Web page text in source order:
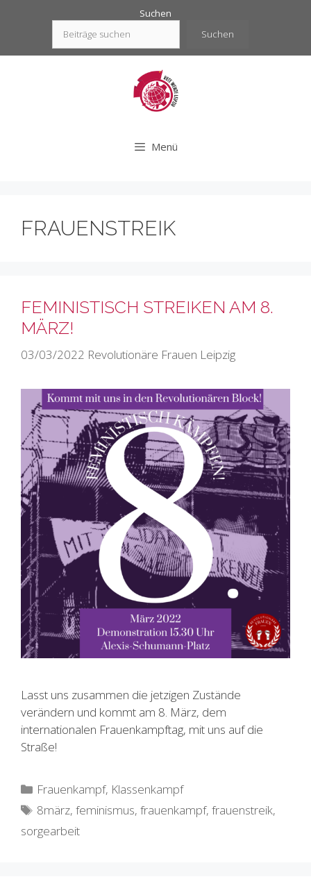
Suchen
Suchen
Menü
FRAUENSTREIK
FEMINISTISCH STREIKEN AM 8.
MÄRZ!
03/03/2022 Revolutionäre Frauen Leipzig
Lasst uns zusammen die jetzigen Zustände
verändern und kommt am 8. März, dem
internationalen Frauenkampftag, mit uns auf die
Straße!
Kategorien
Frauenkampf, Klassenkampf
Schlagwörter
8märz,feminismus,frauenkampf,frauenstreik,
sorgearbeit